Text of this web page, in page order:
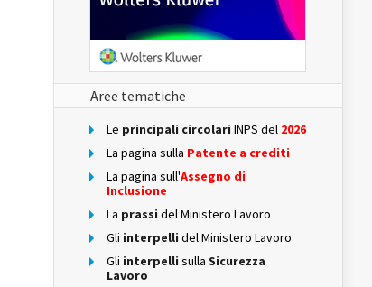
Aree tematiche
Le principali circolari INPS del 2026
La pagina sulla Patente a crediti
La pagina sull'Assegno di
Inclusione
La prassi del Ministero Lavoro
Gli interpelli del Ministero Lavoro
Gli interpelli sulla Sicurezza
Lavoro